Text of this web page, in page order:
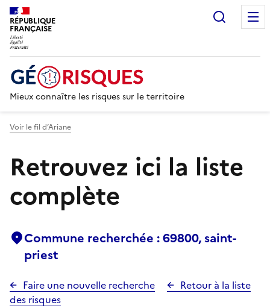
RÉPUBLIQUE
FRANÇAISE
Mieux connaître les risques sur le territoire
Voir le fil d’Ariane
Retrouvez ici la liste
complète
Commune recherchée : 69800, saint-
priest
Faire une nouvelle recherche
Retour à la liste
des risques